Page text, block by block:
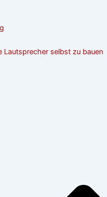
Lautsprecher selbst zu bauen